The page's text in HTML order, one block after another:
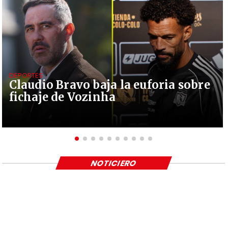
Claudio Bravo baja la euforia sobre
fichaje de Vozinha
DEPORTES
NOTICIERO